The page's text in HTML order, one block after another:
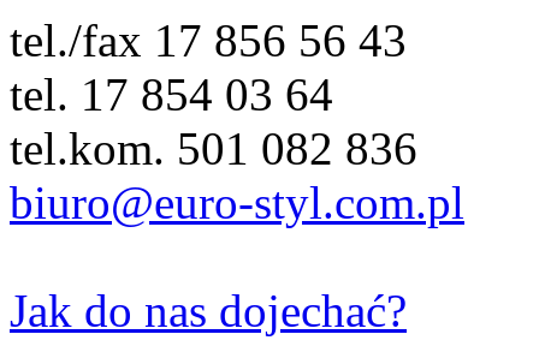
tel./fax 17 856 56 43
tel. 17 854 03 64
tel.kom. 501 082 836
biuro@euro-styl.com.pl
Jak do nas dojechać?